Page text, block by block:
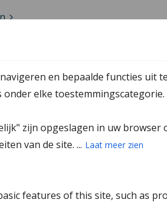
en bepaalde functies uit
elke toestemmingscategorie.
zijn opgeslagen in uw browser
van de site. ... Laat meer zien
features of this site, such as